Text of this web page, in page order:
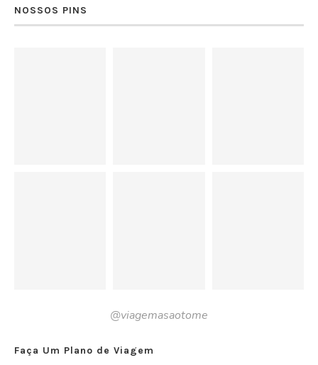
NOSSOS PINS
@viagemasaotome
Faça Um Plano de Viagem